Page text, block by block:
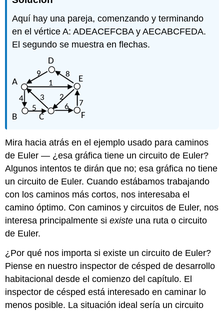
Aquí hay una pareja, comenzando y terminando
en el vértice A: ADEACEFCBA y AECABCFEDA.
El segundo se muestra en flechas.
Mira hacia atrás en el ejemplo usado para caminos
de Euler — ¿esa gráfica tiene un circuito de Euler?
Algunos intentos te dirán que no; esa gráfica no tiene
un circuito de Euler. Cuando estábamos trabajando
con los caminos más cortos, nos interesaba el
camino óptimo. Con caminos y circuitos de Euler, nos
interesa principalmente siexiste una ruta o circuito
de Euler.
¿Por qué nos importa si existe un circuito de Euler?
Piense en nuestro inspector de césped de desarrollo
habitacional desde el comienzo del capítulo. El
inspector de césped está interesado en caminar lo
menos posible. La situación ideal sería un circuito